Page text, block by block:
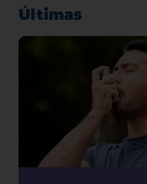
Últimas